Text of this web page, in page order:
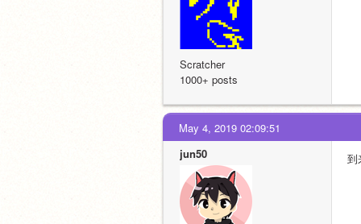
Scratcher
1000+ posts
May 4, 2019 02:09:51
jun50
到